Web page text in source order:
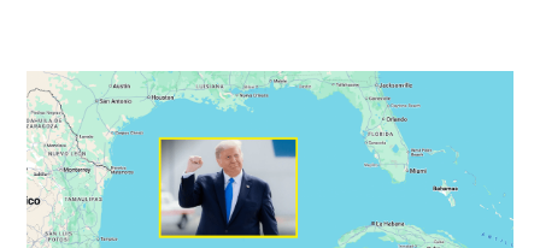
content